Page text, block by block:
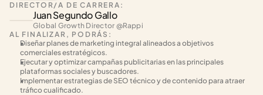
DIRECTOR/A DE CARRERA:
Juan Segundo Gallo
Global Growth Director @Rappi
AL FINALIZAR, PODRÁS:
Diseñar planes de marketing integral alineados a objetivos
comerciales estratégicos.
Ejecutar y optimizar campañas publicitarias en las principales
plataformas sociales y buscadores.
Implementar estrategias de SEO técnico y de contenido para atraer
tráfico cualificado.